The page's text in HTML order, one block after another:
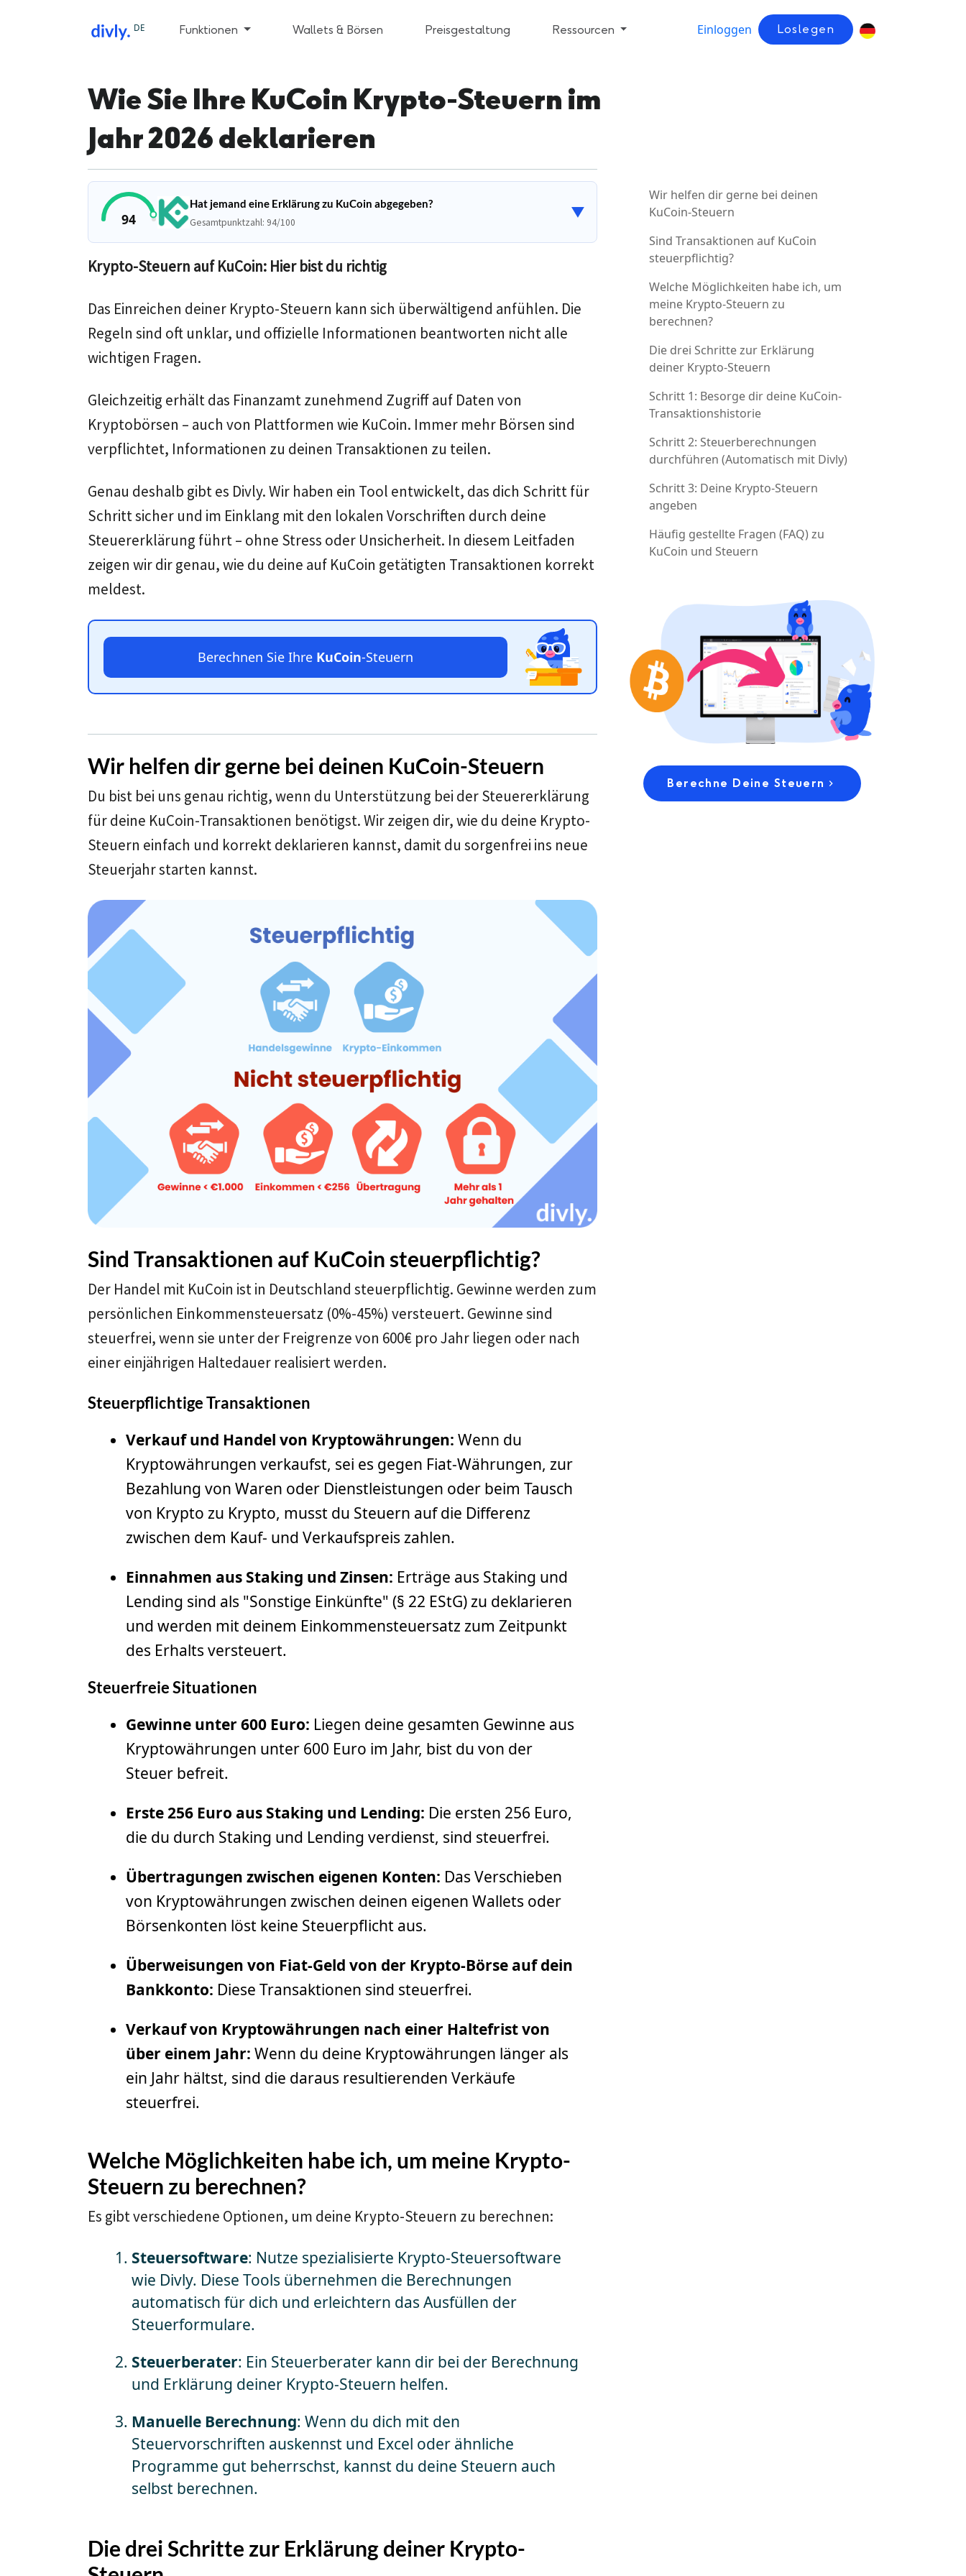
DE Funktionen Wallets & Börsen Preisgestaltung Ressourcen Einloggen Loslegen
Wie Sie Ihre KuCoin Krypto-Steuern im
Jahr 2026 deklarieren
94
Hat jemand eine Erklärung zu KuCoin abgegeben?
Gesamtpunktzahl: 94/100
▼
Krypto-Steuern auf KuCoin: Hier bist du richtig
Das Einreichen deiner Krypto-Steuern kann sich überwältigend anfühlen. Die
Regeln sind oft unklar, und offizielle Informationen beantworten nicht alle
wichtigen Fragen.
Gleichzeitig erhält das Finanzamt zunehmend Zugriff auf Daten von
Kryptobörsen – auch von Plattformen wie KuCoin. Immer mehr Börsen sind
verpflichtet, Informationen zu deinen Transaktionen zu teilen.
Genau deshalb gibt es Divly. Wir haben ein Tool entwickelt, das dich Schritt für
Schritt sicher und im Einklang mit den lokalen Vorschriften durch deine
Steuererklärung führt – ohne Stress oder Unsicherheit. In diesem Leitfaden
zeigen wir dir genau, wie du deine auf KuCoin getätigten Transaktionen korrekt
meldest.
Berechnen Sie Ihre KuCoin-Steuern
Wir helfen dir gerne bei deinen KuCoin-Steuern
Du bist bei uns genau richtig, wenn du Unterstützung bei der Steuererklärung
für deine KuCoin-Transaktionen benötigst. Wir zeigen dir, wie du deine Krypto-
Steuern einfach und korrekt deklarieren kannst, damit du sorgenfrei ins neue
Steuerjahr starten kannst.
Sind Transaktionen auf KuCoin steuerpflichtig?
Der Handel mit KuCoin ist in Deutschland steuerpflichtig. Gewinne werden zum
persönlichen Einkommensteuersatz (0%-45%) versteuert. Gewinne sind
steuerfrei, wenn sie unter der Freigrenze von 600€ pro Jahr liegen oder nach
einer einjährigen Haltedauer realisiert werden.
Steuerpflichtige Transaktionen
Verkauf und Handel von Kryptowährungen: Wenn du
Kryptowährungen verkaufst, sei es gegen Fiat-Währungen, zur
Bezahlung von Waren oder Dienstleistungen oder beim Tausch
von Krypto zu Krypto, musst du Steuern auf die Differenz
zwischen dem Kauf- und Verkaufspreis zahlen.
Einnahmen aus Staking und Zinsen: Erträge aus Staking und
Lending sind als "Sonstige Einkünfte" (§ 22 EStG) zu deklarieren
und werden mit deinem Einkommensteuersatz zum Zeitpunkt
des Erhalts versteuert.
Steuerfreie Situationen
Gewinne unter 600 Euro: Liegen deine gesamten Gewinne aus
Kryptowährungen unter 600 Euro im Jahr, bist du von der
Steuer befreit.
Erste 256 Euro aus Staking und Lending: Die ersten 256 Euro,
die du durch Staking und Lending verdienst, sind steuerfrei.
Übertragungen zwischen eigenen Konten: Das Verschieben
von Kryptowährungen zwischen deinen eigenen Wallets oder
Börsenkonten löst keine Steuerpflicht aus.
Überweisungen von Fiat-Geld von der Krypto-Börse auf dein
Bankkonto: Diese Transaktionen sind steuerfrei.
Verkauf von Kryptowährungen nach einer Haltefrist von
über einem Jahr: Wenn du deine Kryptowährungen länger als
ein Jahr hältst, sind die daraus resultierenden Verkäufe
steuerfrei.
Welche Möglichkeiten habe ich, um meine Krypto-
Steuern zu berechnen?
Es gibt verschiedene Optionen, um deine Krypto-Steuern zu berechnen:
Steuersoftware: Nutze spezialisierte Krypto-Steuersoftware
wie Divly. Diese Tools übernehmen die Berechnungen
automatisch für dich und erleichtern das Ausfüllen der
Steuerformulare.
Steuerberater: Ein Steuerberater kann dir bei der Berechnung
und Erklärung deiner Krypto-Steuern helfen.
Manuelle Berechnung: Wenn du dich mit den
Steuervorschriften auskennst und Excel oder ähnliche
Programme gut beherrschst, kannst du deine Steuern auch
selbst berechnen.
Die drei Schritte zur Erklärung deiner Krypto-
Wir helfen dir gerne bei deinen
KuCoin-Steuern
Sind Transaktionen auf KuCoin
steuerpflichtig?
Welche Möglichkeiten habe ich, um
meine Krypto-Steuern zu
berechnen?
Die drei Schritte zur Erklärung
deiner Krypto-Steuern
Schritt 1: Besorge dir deine KuCoin-
Transaktionshistorie
Schritt 2: Steuerberechnungen
durchführen (Automatisch mit Divly)
Schritt 3: Deine Krypto-Steuern
angeben
Häufig gestellte Fragen (FAQ) zu
KuCoin und Steuern
Berechne Deine Steuern